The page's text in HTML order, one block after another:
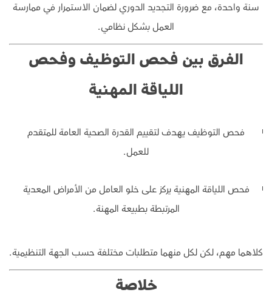
سنة واحدة، مع ضرورة التجديد الدوري لضمان الاستمرار في ممارسة
العمل بشكل نظامي.
الفرق بين فحص التوظيف وفحص
اللياقة المهنية
فحص التوظيف يهدف لتقييم القدرة الصحية العامة للمتقدم
للعمل.
فحص اللياقة المهنية يركز على خلو العامل من الأمراض المعدية
المرتبطة بطبيعة المهنة.
كلاهما مهم، لكن لكل منهما متطلبات مختلفة حسب الجهة التنظيمية.
خلاصة